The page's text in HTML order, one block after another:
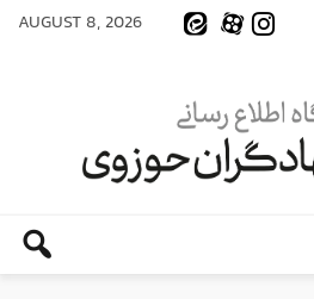
AUGUST 8, 2026